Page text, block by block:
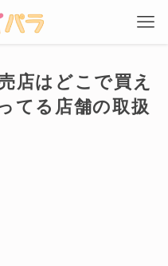
店はどこで買え
てる店舗の取扱